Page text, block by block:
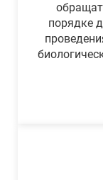
порядке